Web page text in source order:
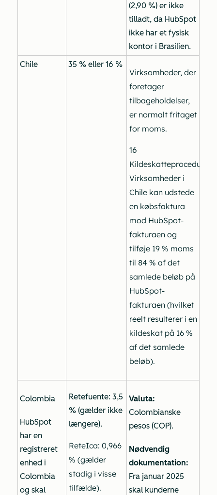
(2,90 %) er ikke
tilladt, da HubSpot
ikke har et fysisk
kontor i Brasilien.
Chile
35 % eller 16 %
Virksomheder, der
foretager
tilbageholdelser,
er normalt fritaget
for moms.
16
Kildeskatteprocedure:
Virksomheder i
Chile kan udstede
en købsfaktura
mod HubSpot-
fakturaen og
tilføje 19 % moms
til 84 % af det
samlede beløb på
HubSpot-
fakturaen (hvilket
reelt resulterer i en
kildeskat på 16 %
af det samlede
beløb).
Colombia
HubSpot
har en
registreret
enhed i
Colombia
og skal
Retefuente: 3,5
% (gælder ikke
længere).
ReteIca: 0,966
% (gælder
stadig i visse
tilfælde).
Valuta:
Colombianske
pesos (COP).
Nødvendig
dokumentation:
Fra januar 2025
skal kunderne